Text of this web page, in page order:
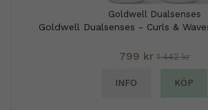
Goldwell Dualsenses
Goldwell Dualsenses - Curls &
799 kr 1 442 kr
INFO KÖP